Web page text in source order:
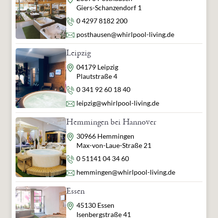
Giers-Schanzendorf 1
Telefon
0 4297 8182 200
E-Mail
posthausen@whirlpool-living.de
Leipzig
Adresse
04179 Leipzig
Plautstraße 4
Telefon
0 341 92 60 18 40
E-Mail
leipzig@whirlpool-living.de
Hemmingen bei Hannover
Adresse
30966 Hemmingen
Max-von-Laue-Straße 21
Telefon
0 51141 04 34 60
E-Mail
hemmingen@whirlpool-living.de
Essen
Adresse
45130 Essen
Isenbergstraße 41